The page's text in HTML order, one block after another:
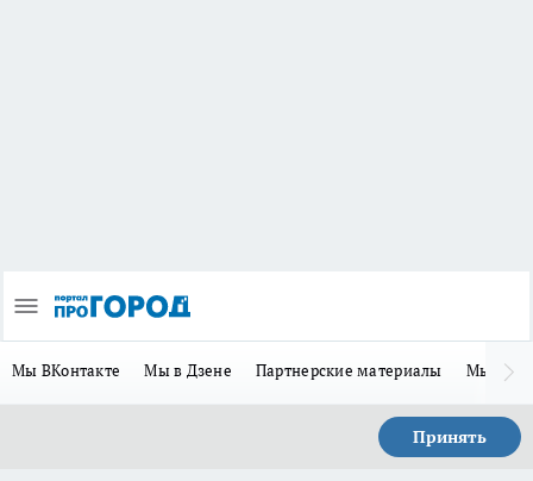
Мы ВКонтакте Мы в Дзене Партнерские материалы Мы в
Принять